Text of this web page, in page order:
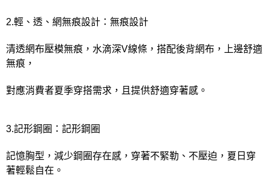
2.輕、透、網無痕設計：無痕設計
清透網布壓模無痕，水滴深V線條，搭配後背網布，上邊舒適
無痕，
對應消費者夏季穿搭需求，且提供舒適穿著感。
3.記形鋼圈：記形鋼圈
記憶胸型，減少鋼圈存在感，穿著不緊勒、不壓迫，夏日穿
著輕鬆自在。